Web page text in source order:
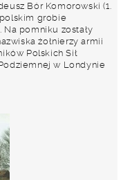
Bór Komorowski (1.
grobie
Na pomniku zostały
żołnierzy armii
Polskich Sił
w Londynie